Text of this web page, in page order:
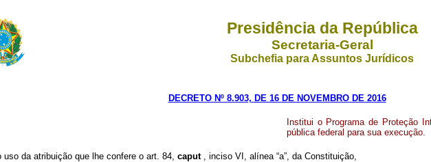
Presidência da República
Secretaria-Geral
Subchefia para Assuntos Jurídicos
DECRETO Nº 8.903, DE 16 DE NOVEMBRO DE 2016
Institui o Programa de Proteção
pública federal para sua execução.
uso da atribuição que lhe confere o art. 84, caput , inciso VI, alínea “a”, da Constituição,